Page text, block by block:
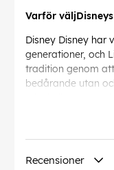
Varför
Disney Disney har
generationer, och
tradition genom
bedårande utan
den magiska
Recensioner